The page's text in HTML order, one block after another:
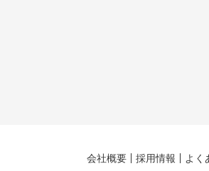
会社概要 採用情報 よく